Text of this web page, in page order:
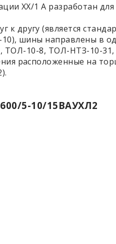
ХХ/1 А разработан для
другу (является
шины направлены в
ТОЛ-10-8, ТОЛ-НТЗ-10-
расположенные на
5-10/15ВАУХЛ2